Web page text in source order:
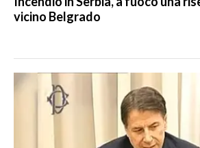
vicino Belgrado